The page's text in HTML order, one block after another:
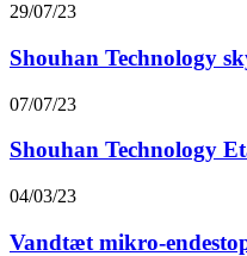
29/07/23
Shouhan Technology
07/07/23
Shouhan Technology
04/03/23
Vandtæt mikro-